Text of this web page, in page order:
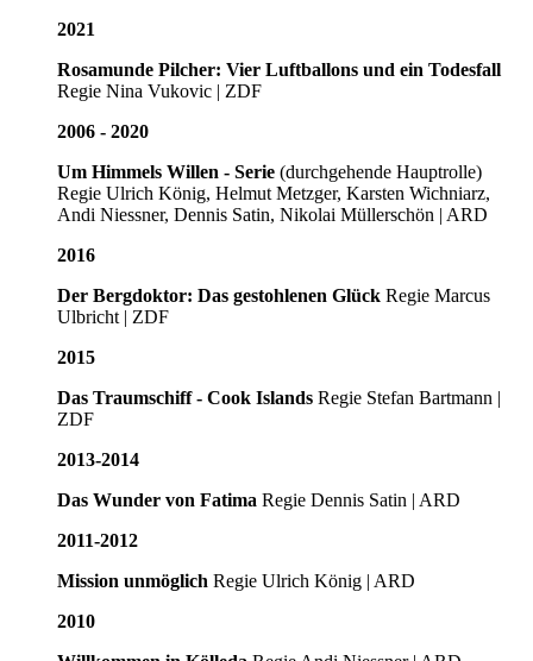
2021
Rosamunde Pilcher: Vier Luftballons und ein Todesfall
Regie Nina Vukovic | ZDF
2006 - 2020
Um Himmels Willen - Serie (durchgehende Hauptrolle)
Regie Ulrich König, Helmut Metzger, Karsten Wichniarz,
Andi Niessner, Dennis Satin, Nikolai Müllerschön | ARD
2016
Der Bergdoktor: Das gestohlenen Glück Regie Marcus
Ulbricht | ZDF
2015
Das Traumschiff - Cook Islands Regie Stefan Bartmann |
ZDF
2013-2014
Das Wunder von Fatima Regie Dennis Satin | ARD
2011-2012
Mission unmöglich Regie Ulrich König | ARD
2010